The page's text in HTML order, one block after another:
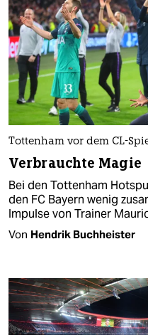
Tottenham vor dem CL-
Verbrauchte Magie
Bei den Tottenham
den FC Bayern wenig
Impulse von Trainer
Von Hendrik Buchheister